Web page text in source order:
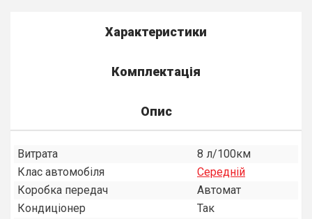
Характеристики
Комплектація
Опис
Витрата
8 л/100км
Клас автомобіля
Середнiй
Коробка передач
Автомат
Кондиціонер
Так